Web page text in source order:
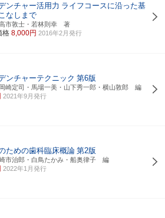
ンチャー活用力 ライフコースに沿った基
なしまで
市敦士・若林則幸 著
格 8,000円 2016年2月発行
ンチャーテクニック 第6版
崎定司・馬場一美・山下秀一郎・横山敦郎 編
2021年9月発行
ための歯科臨床概論 第2版
市治郎・白鳥たかみ・船奥律子 編
2022年1月発行